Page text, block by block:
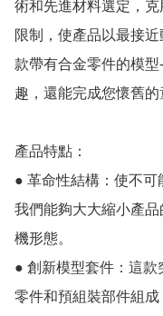
術和先進材料選定，
限制，使產品以最接
款帶有合金零件的模
趣，還能完成您懷舊的
產品特點：
● 革命性結構：使不
我們能夠大大縮小產
機形態。
● 創新模型套件：這
零件和預組裝部件組